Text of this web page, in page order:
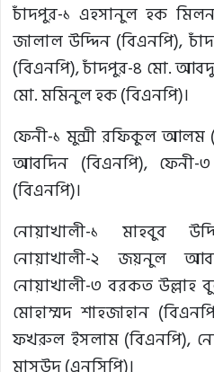
চাঁদপুর-১ এহসানুল হক
জালাল উদ্দিন (বিএনপি),
(বিএনপি), চাঁদপুর-৪ মো. আবদুল
মো. মমিনুল হক (বিএনপি)।
ফেনী-১ মুন্সী রফিকুল আলম
আবদিন (বিএনপি),
(বিএনপি)।
নোয়াখালী-১ মাহবুব
নোয়াখালী-২ জয়নুল
নোয়াখালী-৩ বরকত উল্লাহ
মোহাম্মদ শাহজাহান
ফখরুল ইসলাম (বিএনপি),